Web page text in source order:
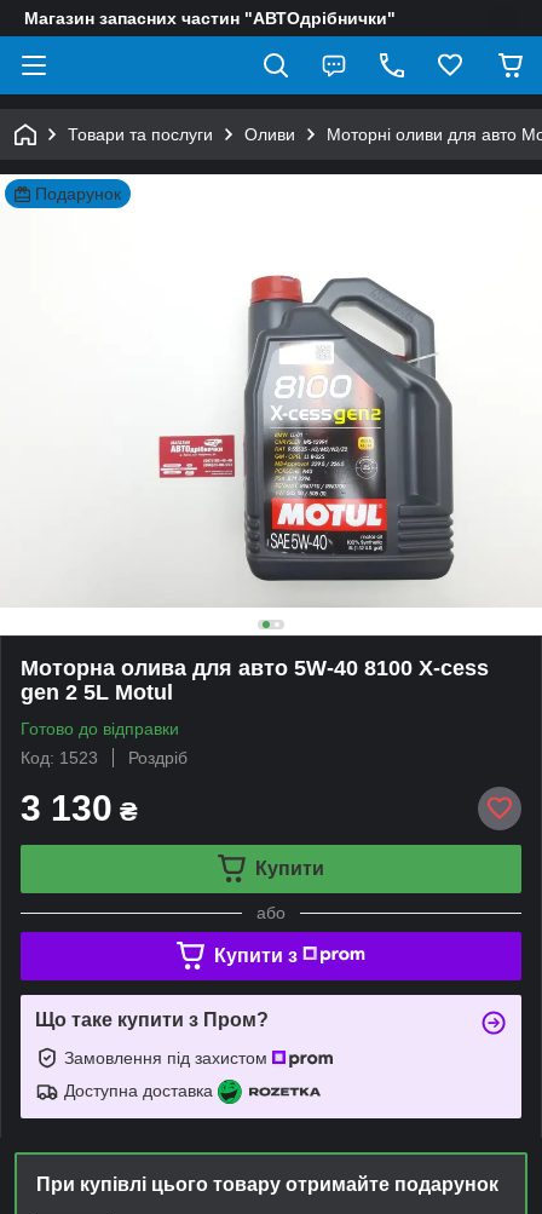
Магазин запасних частин "АВТОдрібнички"
Товари та послуги Оливи Моторні оливи для авто
Подарунок
Моторна олива для авто 5W-40 8100 X-cess
gen 2 5L Motul
Готово до відправки
Код: 1523
Роздріб
3 130 ₴
Купити
або
Купити з
Що таке купити з Пром?
Замовлення під захистом
Доступна доставка
При купівлі цього товару отримайте подарунок